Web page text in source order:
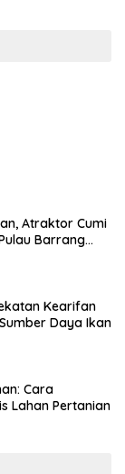
Atraktor Cumi
Barrang
Kearifan
Daya Ikan
Cara
Lahan Pertanian